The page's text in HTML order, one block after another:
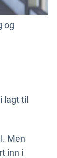
og
lagt til
Men
inn i